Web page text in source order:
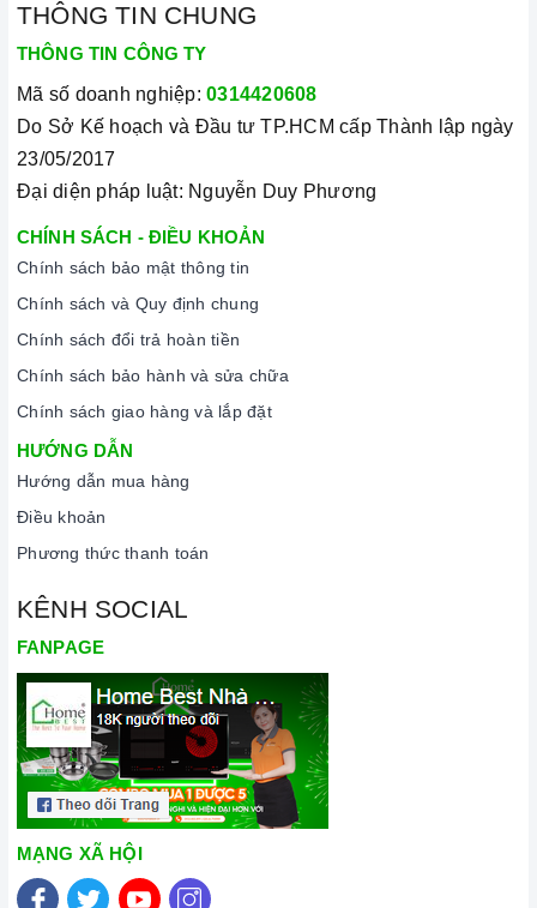
THÔNG TIN CHUNG
THÔNG TIN CÔNG TY
Mã số doanh nghiệp: 0314420608
Do Sở Kế hoạch và Đầu tư TP.HCM cấp Thành lập ngày
23/05/2017
Đại diện pháp luật: Nguyễn Duy Phương
CHÍNH SÁCH - ĐIỀU KHOẢN
Chính sách bảo mật thông tin
Chính sách và Quy định chung
Chính sách đổi trả hoàn tiền
Chính sách bảo hành và sửa chữa
Chính sách giao hàng và lắp đặt
HƯỚNG DẪN
Hướng dẫn mua hàng
Điều khoản
Phương thức thanh toán
KÊNH SOCIAL
FANPAGE
MẠNG XÃ HỘI